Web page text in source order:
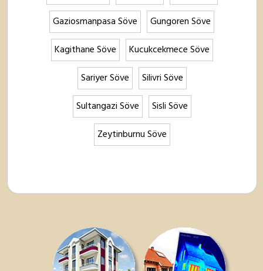
Gaziosmanpasa Söve
Gungoren Söve
Kagithane Söve
Kucukcekmece Söve
Sariyer Söve
Silivri Söve
Sultangazi Söve
Sisli Söve
Zeytinburnu Söve